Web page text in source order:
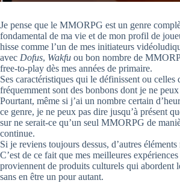
Je pense que le MMORPG est un genre
fondamental de ma vie et de mon profil de
hisse comme l’un de mes initiateurs
avec Dofus, Wakfu ou bon nombre de
free-to-play dès mes années de primaire.
Ses caractéristiques qui le définissent ou celles
fréquemment sont des bonbons dont je ne peux
Pourtant, même si j’ai un nombre certain
ce genre, je ne peux pas dire jusqu’à présent
sur ne serait-ce qu’un seul MMORPG de
continue.
Si je reviens toujours dessus, d’autres
C’est de ce fait que mes meilleures
proviennent de produits culturels qui abordent
sans en être un pour autant.